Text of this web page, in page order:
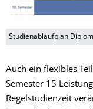
Studienablaufplan
Auch ein flexibles
Semester 15
Regelstudienzeit